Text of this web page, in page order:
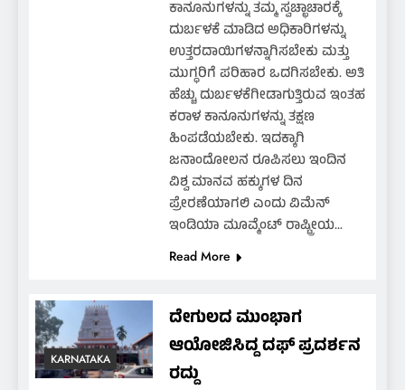
ಕಾನೂನುಗಳನ್ನು ತಮ್ಮ ಸ್ವಚ್ಛಾಚಾರಕ್ಕೆ
ದುರ್ಬಳಕೆ ಮಾಡಿದ ಅಧಿಕಾರಿಗಳನ್ನು
ಉತ್ತರದಾಯಿಗಳನ್ನಾಗಿಸಬೇಕು ಮತ್ತು
ಮುಗ್ಧರಿಗೆ ಪರಿಹಾರ ಒದಗಿಸಬೇಕು. ಅತಿ
ಹೆಚ್ಚು ದುರ್ಬಳಕೆಗೀಡಾಗುತ್ತಿರುವ ಇಂತಹ
ಕರಾಳ ಕಾನೂನುಗಳನ್ನು ತಕ್ಷಣ
ಹಿಂಪಡೆಯಬೇಕು. ಇದಕ್ಕಾಗಿ
ಜನಾಂದೋಲನ ರೂಪಿಸಲು ಇಂದಿನ
ವಿಶ್ವ ಮಾನವ ಹಕ್ಕುಗಳ ದಿನ
ಪ್ರೇರಣೆಯಾಗಲಿ ಎಂದು ವಿಮೆನ್
ಇಂಡಿಯಾ ಮೂವ್ಮೆಂಟ್ ರಾಷ್ಟ್ರೀಯ…
Read More
KARNATAKA
ದೇಗುಲದ ಮುಂಭಾಗ
ಆಯೋಜಿಸಿದ್ದ ದಫ್ ಪ್ರದರ್ಶನ
ರದ್ದು